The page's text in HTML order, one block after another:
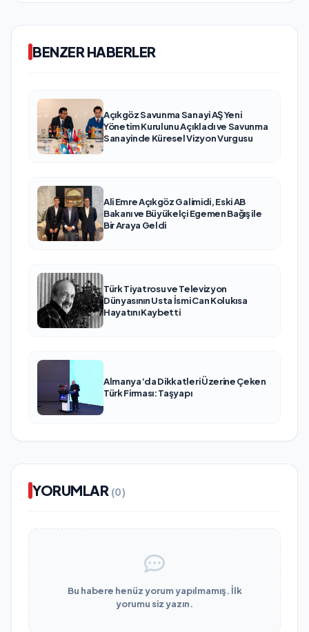
BENZER HABERLER
Açıkgöz Savunma Sanayi AŞ Yeni
Yönetim Kurulunu Açıkladı ve Savunma
Sanayinde Küresel Vizyon Vurgusu
Ali Emre Açıkgöz Galimidi, Eski AB
Bakanı ve Büyükelçi Egemen Bağış ile
Bir Araya Geldi
Türk Tiyatrosu ve Televizyon
Dünyasının Usta İsmi Can Kolukısa
Hayatını Kaybetti
Almanya’da Dikkatleri Üzerine Çeken
Türk Firması: Taşyapı
YORUMLAR (0)
Bu habere henüz yorum yapılmamış. İlk
yorumu siz yazın.